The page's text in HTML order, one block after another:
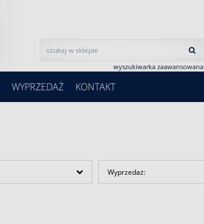
wyszukiwarka zaawansowana
WYPRZEDAŻ KONTAKT
Wyprzedaż: